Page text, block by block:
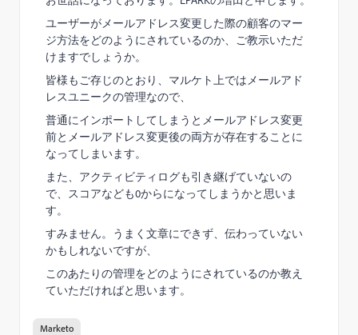
ユーザーがメールアドレス変更した際の顧客のマー
ジ方法をどのようにされているのか、ご教示いただ
けますでしょうか。
皆様もご存じのとおり、マルケト上ではメールアド
レスユニークの管理なので、
普通にインポートしてしまうとメールアドレス変更
前とメールアドレス変更後の両方が存在することに
なってしまいます。
また、アクティビティログも引き継げていないの
で、スコアなども0からになってしまうかと思いま
す。
すみません。うまく文章にできず、伝わっていない
かもしれないですが、
このあたりの管理をどのようにされているのか教え
ていただければと思います。
Marketo